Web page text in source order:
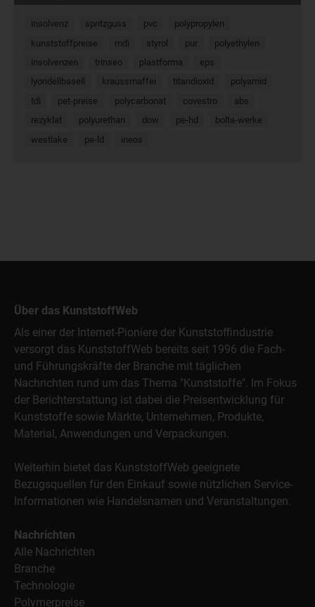
insolvenz spritzguss pvc
polypropylen
kunststoffpreise
mdi styrol pur
polyethylen
insolvenzen
trinseo plastforma
eps
lyondellbasell
kraussmaffei titandioxid
polyamid
tdi
pet-preise polycarbonat covestro
abs
rezyklat
polyurethan dow pe-hd
bolta-werke
westlake
pe-ld ineos
Über das KunststoffWeb
Als einer der Internet-Pioniere der Kunststoffindustrie
versorgt das KunststoffWeb bereits seit 1996 die Fach-
und Führungskräfte der Branche mit täglichen
Nachrichten rund um das Thema "Kunststoffe". Im Fokus
der Berichterstattung ist dabei die Preisentwicklung für
Kunststoffe sowie Märkte, Unternehmen, Produkte,
Material, Anwendungen und Verpackungen.
Weiterhin bietet das KunststoffWeb geeignete
Bezugsquellen für den Einkauf sowie nützlichen Service-
Informationen wie Handelsnamen und Veranstaltungen.
Nachrichten
Alle Nachrichten
Branche
Technologie
Polymerpreise